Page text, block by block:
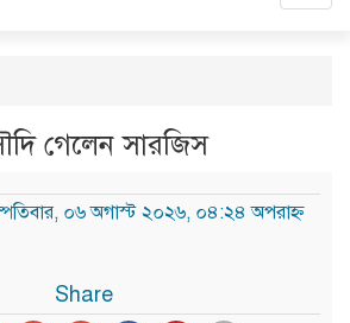
গেলেন সারজিস
০৬ অগাস্ট ২০২৬, ০৪:২৪ অপরাহ্ন
Share